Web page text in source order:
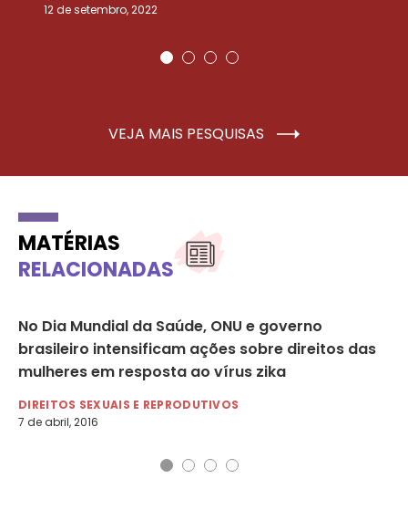
12 de setembro, 2022
VEJA MAIS PESQUISAS
MATÉRIAS
RELACIONADAS
No Dia Mundial da Saúde, ONU e governo
brasileiro intensificam ações sobre direitos das
mulheres em resposta ao vírus zika
DIREITOS SEXUAIS E REPRODUTIVOS
7 de abril, 2016